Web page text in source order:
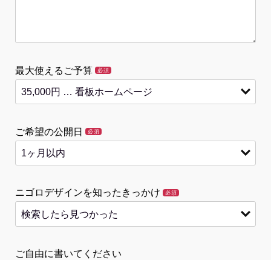
最大使えるご予算 必須
ご希望の公開日 必須
ニゴロデザインを知ったきっかけ 必須
ご自由に書いてください